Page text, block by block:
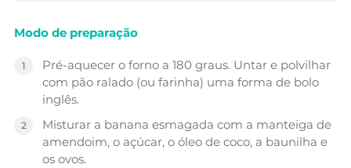
Modo de preparação
Pré-aquecer o forno a 180 graus. Untar e polvilhar
com pão ralado (ou farinha) uma forma de bolo
inglês.
Misturar a banana esmagada com a manteiga de
amendoim, o açúcar, o óleo de coco, a baunilha e
os ovos.